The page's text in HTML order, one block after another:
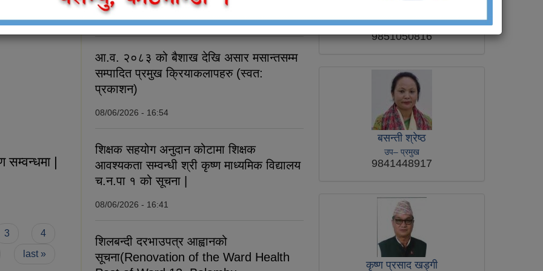
सूचना
सम्वन्धमा |
3
4
last »
08/06/2026 - 21:31
आ.व. २०८३ को बैशाख देखि असार मसान्तसम्म
सम्पादित प्रमुख क्रियाकलापहरु (स्वत:
प्रकाशन)
08/06/2026 - 16:54
शिक्षक सहयोग अनुदान कोटामा शिक्षक
आवश्यकता सम्वन्धी श्री कृष्ण माध्यमिक विद्यालय
च.न.पा १ को सूचना |
08/06/2026 - 16:41
शिलबन्दी दरभाउपत्र आह्वानको
सूचना(Renovation of the Ward Health
नगर प्रमुख
9851050816
बसन्ती श्रेष्ठ
उप– प्रमुख
9841448917
कृष्ण प्रसाद खड्‍गी